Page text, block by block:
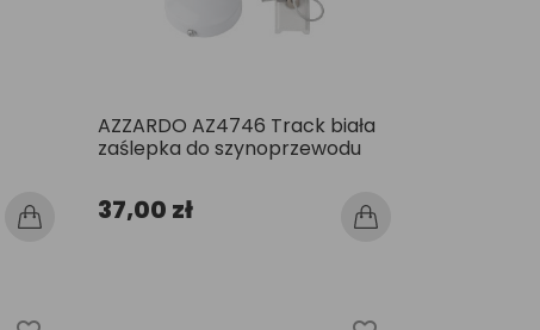
AZZARDO AZ4746 Track biała
zaślepka do szynoprzewodu
37,00 zł